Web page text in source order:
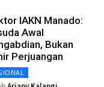
IAKN Manado:
Awal
Bukan
Perjuangan